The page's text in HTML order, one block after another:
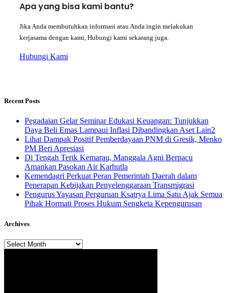
Apa yang bisa kami bantu?
Jika Anda membutuhkan informasi atau Anda ingin melakukan
kerjasama dengan kami, Hubungi kami sekarang juga.
Hubungi Kami
Recent Posts
Pegadaian Gelar Seminar Edukasi Keuangan: Tunjukkan
Daya Beli Emas Lampaui Inflasi Dibandingkan Aset Lain2
Lihat Dampak Positif Pemberdayaan PNM di Gresik, Menko
PM Beri Apresiasi
​Di Tengah Terik Kemarau, Manggala Agni Berpacu
Amankan Pasokan Air Karhutla
Kemendagri Perkuat Peran Pemerintah Daerah dalam
Penerapan Kebijakan Penyelenggaraan Transmigrasi
Pengurus Yayasan Perguruan Ksatrya Lima Satu Ajak Semua
Pihak Hormati Proses Hukum Sengketa Kepengurusan
Archives
Archives